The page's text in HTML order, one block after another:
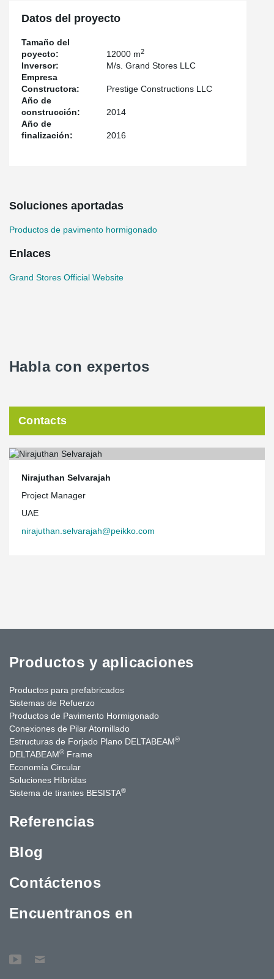
Datos del proyecto
Tamaño del
poyecto:
12000 m2
Inversor:
M/s. Grand Stores LLC
Empresa
Constructora:
Prestige Constructions LLC
Año de
construcción:
2014
Año de
finalización:
2016
Soluciones aportadas
Productos de pavimento hormigonado
Enlaces
Grand Stores Official Website
Habla con expertos
Contacts
Nirajuthan Selvarajah
Project Manager
UAE
nirajuthan.selvarajah@peikko.com
Productos y aplicaciones
Productos para prefabricados
Sistemas de Refuerzo
Productos de Pavimento Hormigonado
Conexiones de Pilar Atornillado
Estructuras de Forjado Plano DELTABEAM®
DELTABEAM® Frame
Economía Circular
Soluciones Híbridas
Sistema de tirantes BESISTA®
Referencias
Blog
Contáctenos
Encuentranos en